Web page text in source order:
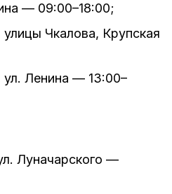
— 09:00–18:00;
Чкалова, Крупская
ул. Ленина — 13:00–
Луначарского —